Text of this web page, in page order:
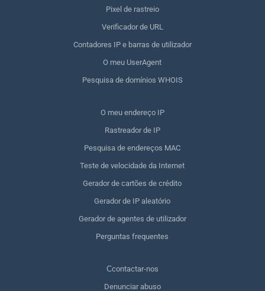
Pixel de rastreio
Verificador de URL
Contadores IP e barras de utilizador
O meu UserAgent
Pesquisa de domínios WHOIS
O meu endereço IP
Rastreador de IP
Pesquisa de endereços MAC
Teste de velocidade da Internet
Gerador de cartões de crédito
Gerador de IP aleatório
Gerador de agentes de utilizador
Perguntas frequentes
Сcontactar-nos
Denunciar abuso